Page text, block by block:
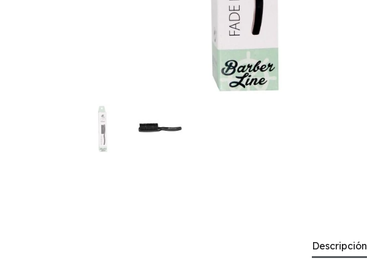
Descripción